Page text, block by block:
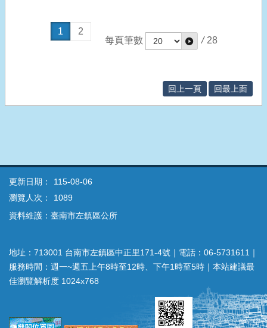
1
2
每頁筆數
/ 28
回上一頁 回最上面
更新日期：
115-08-06
瀏覽人次：
1089
資料維護：臺南市左鎮區公所
地址：713001 台南市左鎮區中正里171-4號｜電話：06-5731611｜
服務時間：週一~週五上午8時至12時、下午1時至5時｜本站建議最
佳瀏覽解析度 1024x768